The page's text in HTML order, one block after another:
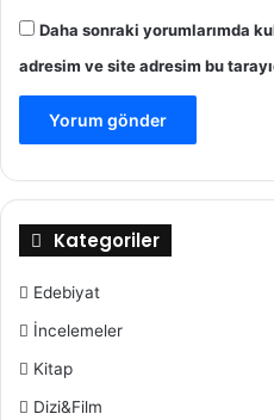
Daha sonraki yorumlarımda
adresim ve site adresim bu
Kategoriler
Edebiyat
İncelemeler
Kitap
Dizi&Film